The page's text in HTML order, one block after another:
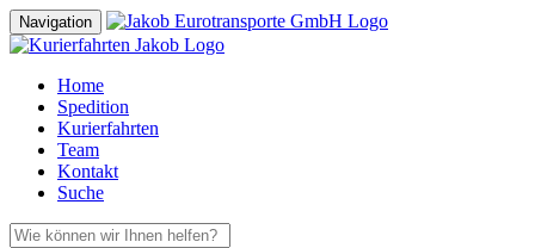
Navigation
Home
Spedition
Kurierfahrten
Team
Kontakt
Suche